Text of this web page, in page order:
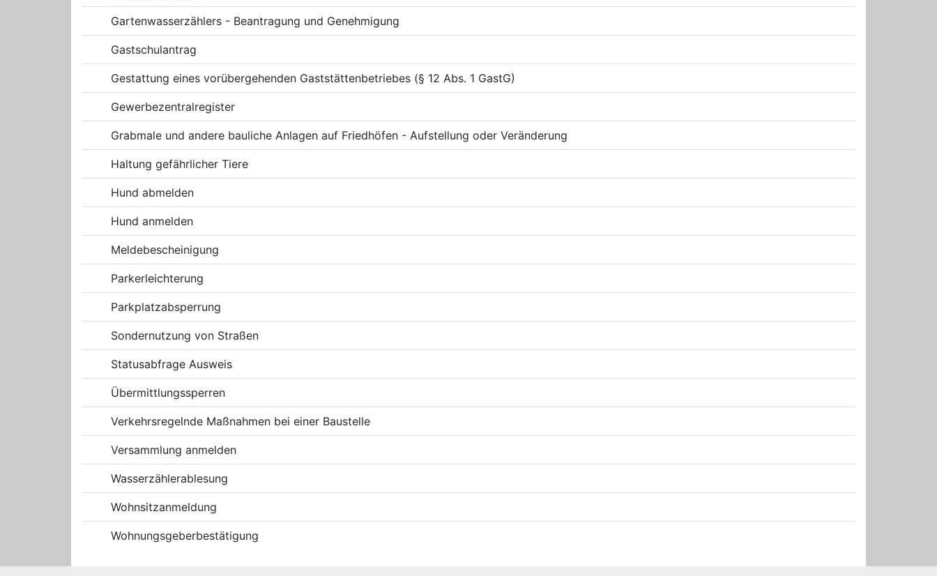
Gartenwasserzählers - Beantragung und Genehmigung
Gastschulantrag
Gestattung eines vorübergehenden Gaststättenbetriebes (§ 12 Abs. 1 GastG)
Gewerbezentralregister
Grabmale und andere bauliche Anlagen auf Friedhöfen - Aufstellung oder Veränderung
Haltung gefährlicher Tiere
Hund abmelden
Hund anmelden
Meldebescheinigung
Parkerleichterung
Parkplatzabsperrung
Sondernutzung von Straßen
Statusabfrage Ausweis
Übermittlungssperren
Verkehrsregelnde Maßnahmen bei einer Baustelle
Versammlung anmelden
Wasserzählerablesung
Wohnsitzanmeldung
Wohnungsgeberbestätigung